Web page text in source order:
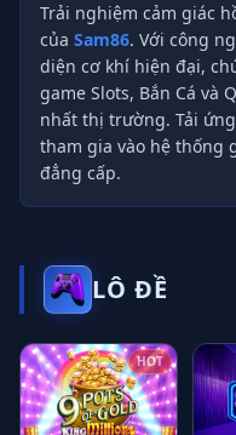
Trải nghiệm cảm giác
của Sam86. Với công
diện cơ khí hiện đại,
game Slots, Bắn Cá và
nhất thị trường. Tải
tham gia vào hệ thống
đẳng cấp.
LÔ ĐỀ
HOT